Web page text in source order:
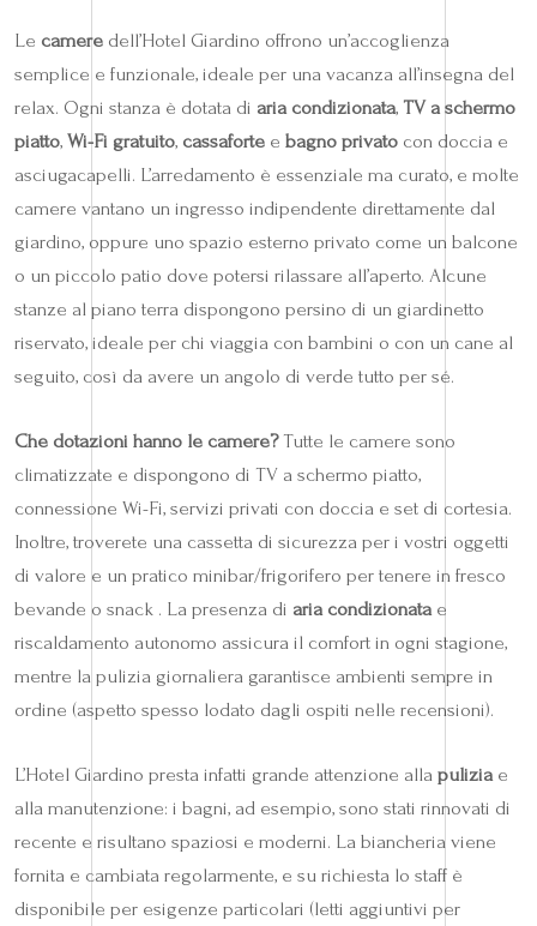
Le camere dell’Hotel Giardino offrono un’accoglienza
semplice e funzionale, ideale per una vacanza all’insegna del
relax. Ogni stanza è dotata di aria condizionata, TV a schermo
piatto, Wi-Fi gratuito, cassaforte e bagno privato con doccia e
asciugacapelli. L’arredamento è essenziale ma curato, e molte
camere vantano un ingresso indipendente direttamente dal
giardino, oppure uno spazio esterno privato come un balcone
o un piccolo patio dove potersi rilassare all’aperto. Alcune
stanze al piano terra dispongono persino di un giardinetto
riservato, ideale per chi viaggia con bambini o con un cane al
seguito, così da avere un angolo di verde tutto per sé.
Che dotazioni hanno le camere?Tutte le camere sono
climatizzate e dispongono di TV a schermo piatto,
connessione Wi-Fi, servizi privati con doccia e set di cortesia.
Inoltre, troverete una cassetta di sicurezza per i vostri oggetti
di valore e un pratico minibar/frigorifero per tenere in fresco
bevande o snack . La presenza di aria condizionatae
riscaldamento autonomo assicura il comfort in ogni stagione,
mentre la pulizia giornaliera garantisce ambienti sempre in
ordine (aspetto spesso lodato dagli ospiti nelle recensioni).
L’Hotel Giardino presta infatti grande attenzione alla puliziae
alla manutenzione: i bagni, ad esempio, sono stati rinnovati di
recente e risultano spaziosi e moderni. La biancheria viene
fornita e cambiata regolarmente, e su richiesta lo staff è
disponibile per esigenze particolari (letti aggiuntivi per